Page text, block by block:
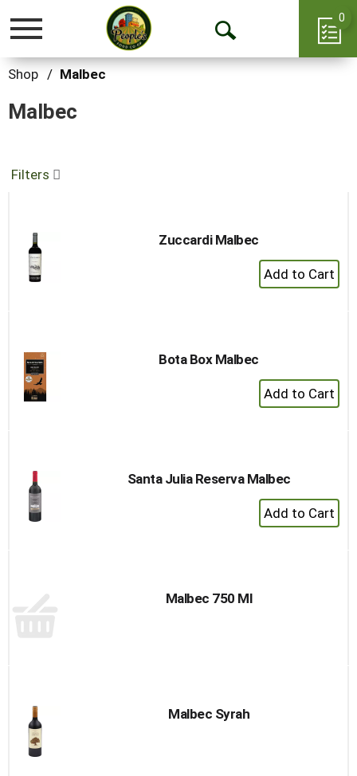
Toggle
Open
0
Shop / Malbec
Malbec
Filters
Zuccardi Malbec
+
Add
Bota Box Malbec
+
Add
Santa Julia Reserva Malbec
+
Add
Malbec 750 Ml
Malbec Syrah